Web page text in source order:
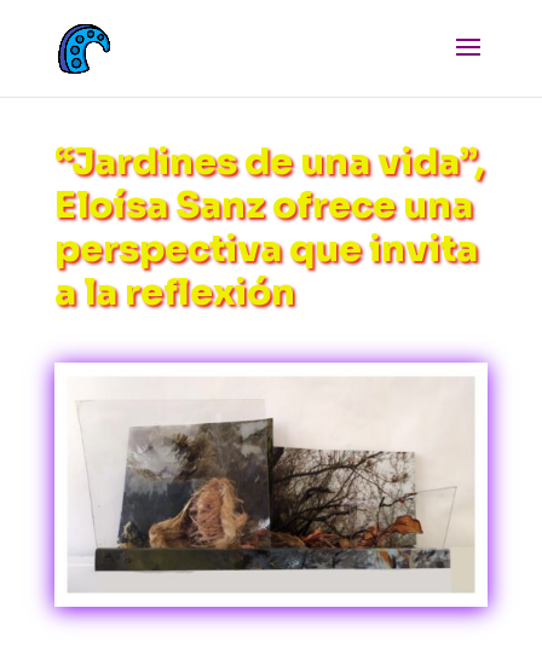
“Jardines de una vida”,
Eloísa Sanz ofrece una
perspectiva que invita
a la reflexión